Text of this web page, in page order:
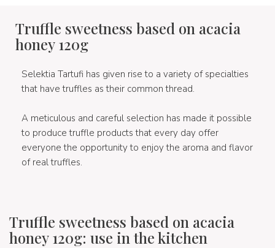
Truffle sweetness based on acacia
honey 120g
Selektia Tartufi has given rise to a variety of specialties
that have truffles as their common thread.
A meticulous and careful selection has made it possible
to produce truffle products that every day offer
everyone the opportunity to enjoy the aroma and flavor
of real truffles.
Truffle sweetness based on acacia
honey 120g: use in the kitchen